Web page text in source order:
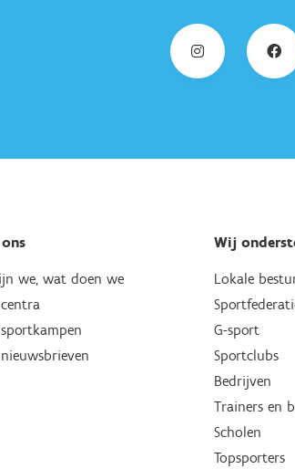
we, wat doen we
Wij
Lokale
G-sport
Sportclubs
Bedrijven
Trainers en
Scholen
Topsporters